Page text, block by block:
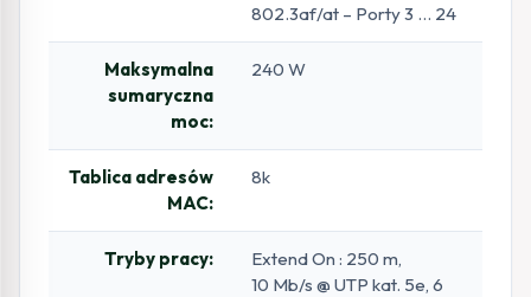
802.3af/at – Porty 3 … 24
Maksymalna
sumaryczna
moc:
240 W
Tablica adresów
MAC:
8k
Tryby pracy:
Extend On : 250 m,
10 Mb/s @ UTP kat. 5e, 6